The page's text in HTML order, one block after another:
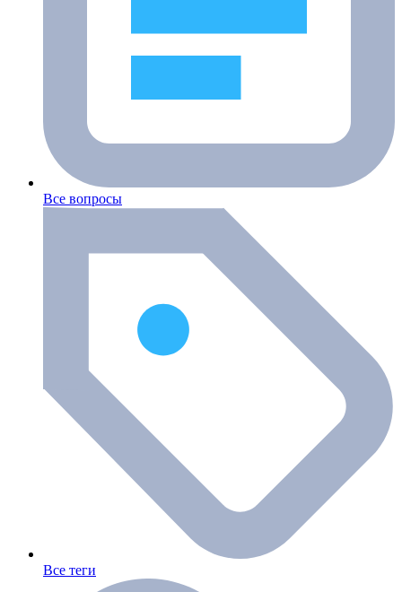
Все вопросы
Все теги